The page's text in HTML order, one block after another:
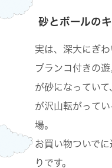
砂とボールの
実は、深大にぎ
ブランコ付きの
が砂になってい
が沢山転がって
場。
お買い物ついで
りです。